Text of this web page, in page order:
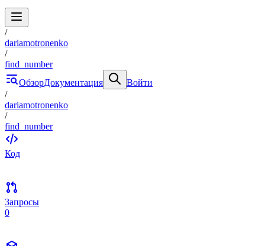
/
dariamotronenko
/
find_number
ОбзорДокументация
Войти
/
dariamotronenko
/
find_number
Код
Запросы
0